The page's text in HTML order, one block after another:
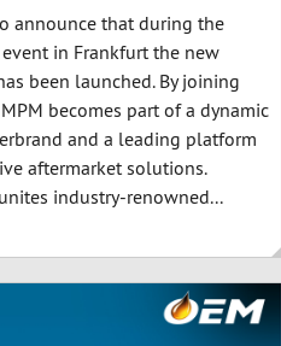
announce that during the
in Frankfurt the new
been launched. By joining
becomes part of a dynamic
and a leading platform
aftermarket solutions.
industry-renowned...